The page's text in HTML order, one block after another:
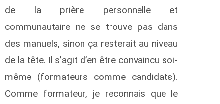
de la prière personnelle et
communautaire ne se trouve pas dans
des manuels, sinon ça resterait au niveau
de la tête. Il s’agit d’en être convaincu soi-
même (formateurs comme candidats).
Comme formateur, je reconnais que le